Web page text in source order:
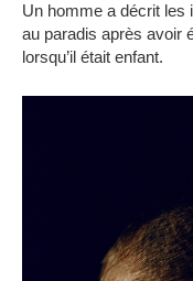
Un homme a décrit les
au paradis après avoir
lorsqu’il était enfant.